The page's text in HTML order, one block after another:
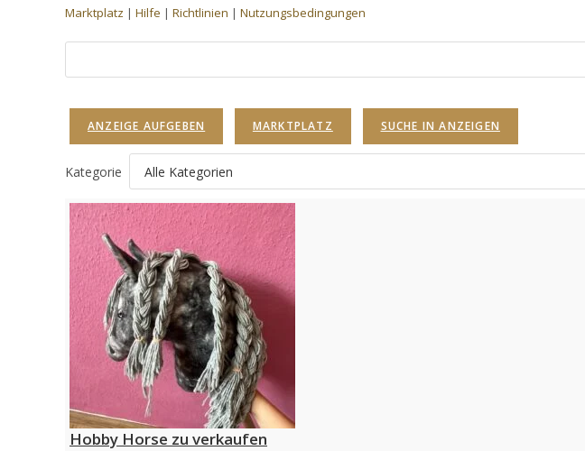
Marktplatz | Hilfe | Richtlinien | Nutzungsbedingungen
nach:
ANZEIGE AUFGEBEN MARKTPLATZ SUCHE IN ANZEIGEN
Kategorie
Hobby Horse zu verkaufen